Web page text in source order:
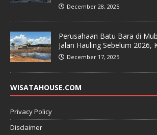
December 28, 2025
Perusahaan Batu Bara di
Jalan Hauling Sebelum 2026,
December 17, 2025
WISATAHOUSE.COM
Privacy Policy
Disclaimer